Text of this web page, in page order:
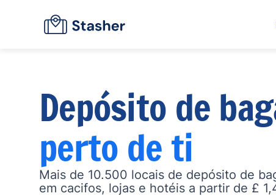
Depósito de
perto de ti
Mais de 10.500 locais de depósito de
em cacifos, lojas e hotéis a partir de £